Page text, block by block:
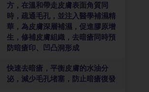
方，在溫和帶走皮膚表面角質同
時，疏通毛孔，並注入醫學補濕精
華，為皮膚深層補濕，促進膠原增
生，修補皮膚組織，去暗瘡同時預
防暗瘡印、凹凸洞形成
快速去暗瘡，平衡皮膚的水油分
泌，減少毛孔堵塞，防止暗瘡復發